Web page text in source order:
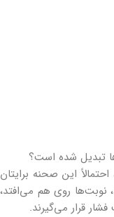
تبدیل شده است؟
این صحنه برایتان
روی هم می‌افتد،
قرار می‌گیرند.